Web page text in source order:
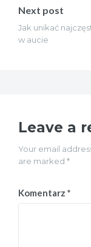
Next post
Jak unikać
w aucie
Leave a
Your email
are marked *
Komentarz *